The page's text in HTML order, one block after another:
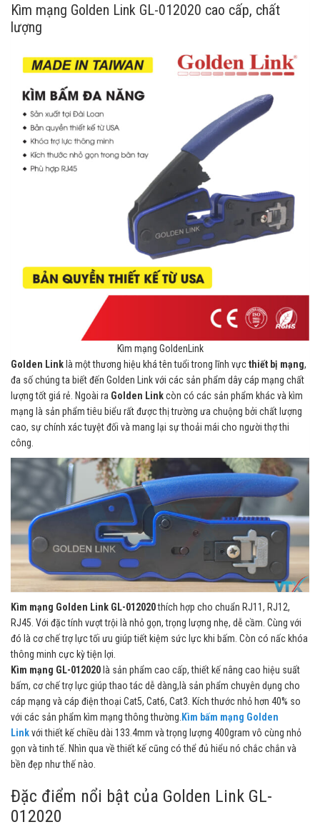
Kìm mạng Golden Link GL-012020 cao cấp, chất
lượng
Kìm mạng GoldenLink
Golden Linklà một thương hiệu khá tên tuổi trong lĩnh vựcthiết bị mạng,
đa số chúng ta biết đến Golden Link với các sản phẩm dây cáp mạng chất
lượng tốt giá rẻ. Ngoài ra Golden Linkcòn có các sản phẩm khác và kìm
mạng là sản phẩm tiêu biểu rất được thị trường ưa chuộng bởi chất lượng
cao, sự chính xác tuyệt đối và mang lại sự thoải mái cho người thợ thi
công.
Kìm mạng Golden Link GL-012020thích hợp cho chuẩn RJ11, RJ12,
RJ45. Với đặc tính vượt trội là nhỏ gọn, trọng lượng nhẹ, dễ cầm. Cùng với
đó là cơ chế trợ lực tối ưu giúp tiết kiệm sức lực khi bấm. Còn có nấc khóa
thông minh cực kỳ tiện lợi.
Kìm mạng GL-012020là sản phẩm cao cấp, thiết kế nâng cao hiệu suất
bấm, cơ chế trợ lực giúp thao tác dễ dàng,là sản phẩm chuyên dụng cho
cáp mạng và cáp điện thoại Cat5, Cat6, Cat3. Kích thước nhỏ hơn 40% so
với các sản phẩm kìm mạng thông thường. Kìm bấm mạng Golden
Linkvới thiết kế chiều dài 133.4mm và trọng lượng 400gram vô cùng nhỏ
gọn và tinh tế. Nhìn qua về thiết kế cũng có thể đủ hiểu nó chắc chắn và
bền đẹp như thế nào.
Đặc điểm nổi bật của Golden Link GL-
012020